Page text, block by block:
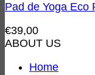
Pad de Yoga Eco
€39,00
ABOUT US
Home